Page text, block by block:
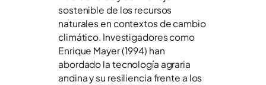
sostenible de los recursos
naturales en contextos de cambio
climático. Investigadores como
Enrique Mayer (1994) han
abordado la tecnología agraria
andina y su resiliencia frente a los